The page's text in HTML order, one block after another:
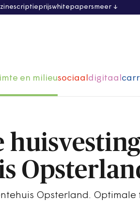
scriptieprijswhitepapersmeer
en milieusociaaldigitaal
huisvesting
Opsterland.